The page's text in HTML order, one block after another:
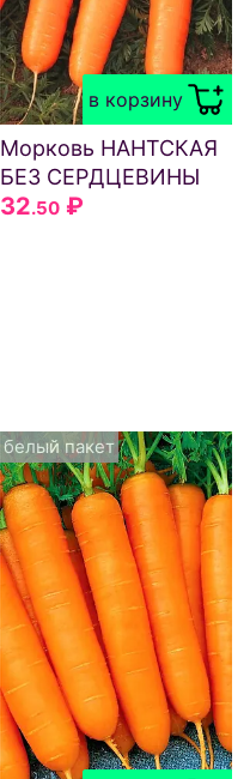
в корзину
Морковь НАНТСКАЯ
БЕЗ СЕРДЦЕВИНЫ
32.50 ₽
белый пакет